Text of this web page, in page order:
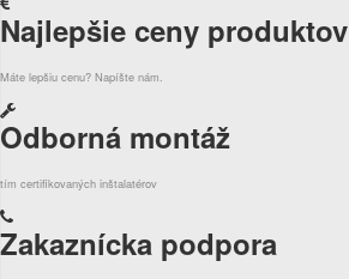
Najlepšie ceny produktov
Máte lepšiu cenu? Napíšte nám.
Odborná montáž
tím certifikovaných inštalatérov
Zakaznícka podpora